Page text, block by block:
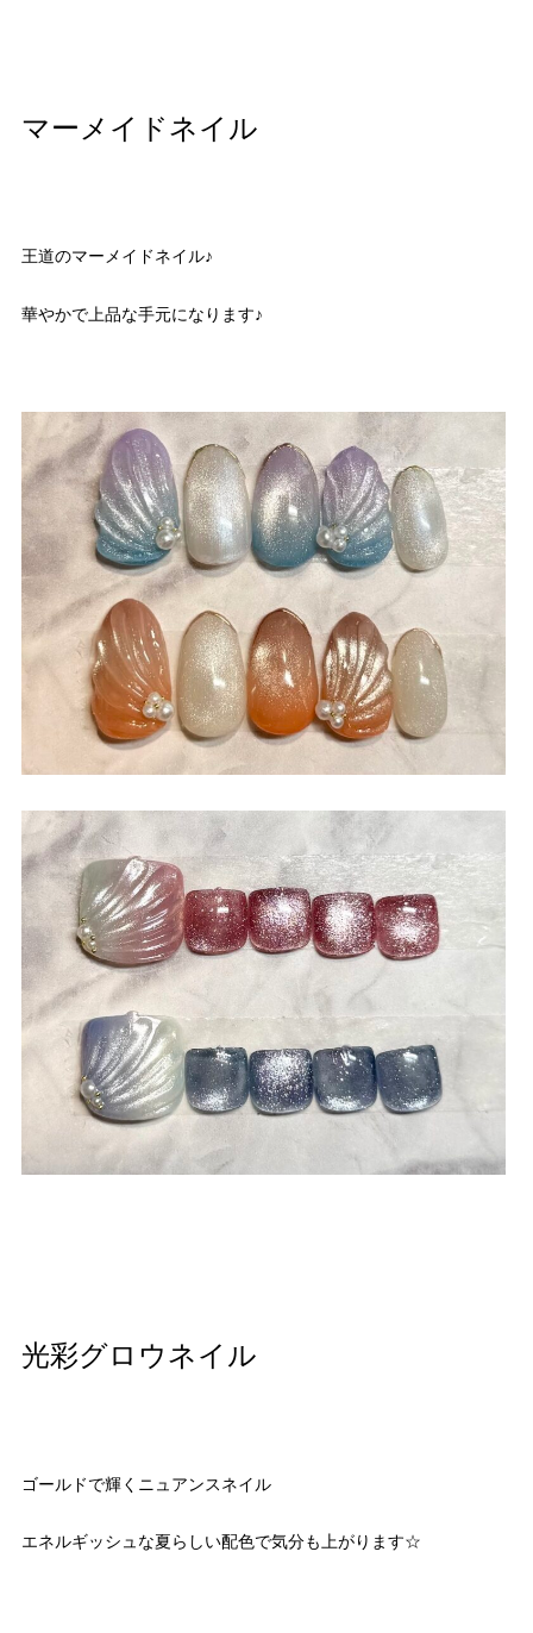
マーメイドネイル
王道のマーメイドネイル♪
華やかで上品な手元になります♪
光彩グロウネイル
ゴールドで輝くニュアンスネイル
エネルギッシュな夏らしい配色で気分も上がります☆